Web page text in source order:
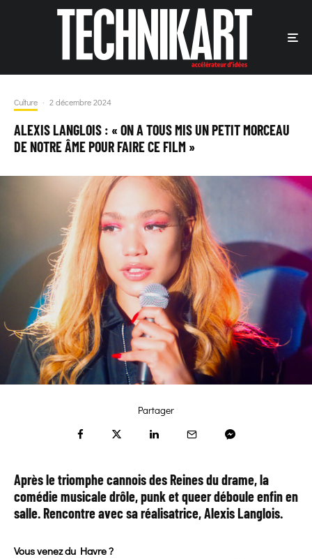
Culture · 2 décembre 2024
ALEXIS LANGLOIS : « ON A TOUS MIS UN PETIT MORCEAU
DE NOTRE ÂME POUR FAIRE CE FILM »
Partager
Après le triomphe cannois des Reines du drame, la
comédie musicale drôle, punk et queer déboule enfin en
salle. Rencontre avec sa réalisatrice, Alexis Langlois.
Vous venez du Havre ?